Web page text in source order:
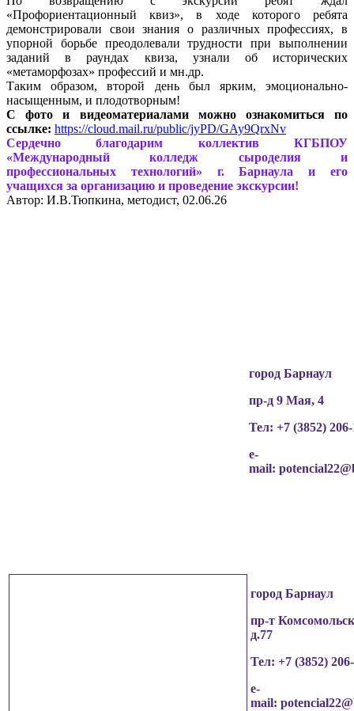
«Профориентационный квиз», в ходе которого ребята
демонстрировали свои знания о различных профессиях, в
упорной борьбе преодолевали трудности при выполнении
заданий в раундах квиза, узнали об исторических
«метаморфозах» профессий и мн.др.
Таким образом, второй день был ярким, эмоционально-
насыщенным, и плодотворным!
С фото и видеоматериалами можно ознакомиться по
ссылке: https://cloud.mail.ru/public/jyPD/GAy9QrxNv
Сердечно благодарим коллектив КГБПОУ
«Международный колледж сыроделия и
профессиональных технологий» г. Барнаула и его
учащихся за организацию и проведение экскурсии!
Автор: И.В.Тюпкина, методист, 02.06.26
город Барнаул
пр-д 9 Мая, 4
Тел: +7 (3852)
e-
mail:
город Барнаул
пр-т
д.77
Тел: +7 (3852)
e-
mail: